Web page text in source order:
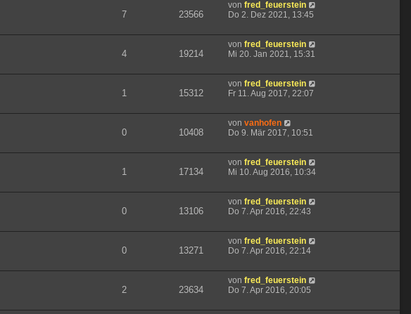
7 23566
von fred_feuerstein
Do 2. Dez 2021, 13:45
4 19214
von fred_feuerstein
Mi 20. Jan 2021, 15:31
1 15312
von fred_feuerstein
Fr 11. Aug 2017, 22:07
0 10408
von vanhofen
Do 9. Mär 2017, 10:51
1 17134
von fred_feuerstein
Mi 10. Aug 2016, 10:34
0 13106
von fred_feuerstein
Do 7. Apr 2016, 22:43
0 13271
von fred_feuerstein
Do 7. Apr 2016, 22:14
2 23634
von fred_feuerstein
Do 7. Apr 2016, 20:05